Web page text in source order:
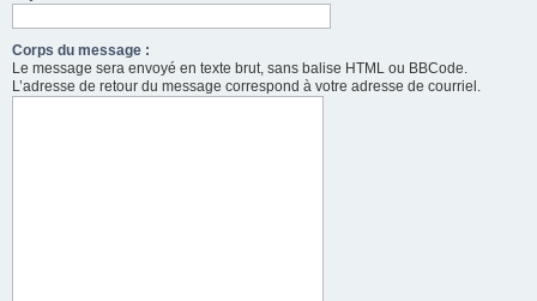
Corps du message :
Le message sera envoyé en texte brut, sans balise HTML ou BBCode.
L’adresse de retour du message correspond à votre adresse de courriel.